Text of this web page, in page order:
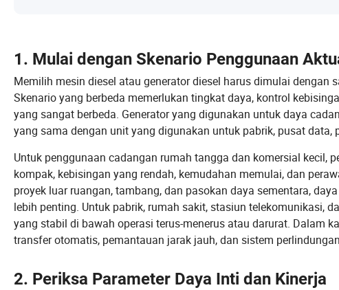
1. Mulai dengan Skenario Penggunaan
Memilih mesin diesel atau generator diesel harus dimulai dengan
Skenario yang berbeda memerlukan tingkat daya, kontrol
yang sangat berbeda. Generator yang digunakan untuk daya
yang sama dengan unit yang digunakan untuk pabrik, pusat data,
Untuk penggunaan cadangan rumah tangga dan komersial kecil,
kompak, kebisingan yang rendah, kemudahan memulai, dan
proyek luar ruangan, tambang, dan pasokan daya sementara,
lebih penting. Untuk pabrik, rumah sakit, stasiun telekomunikasi,
yang stabil di bawah operasi terus-menerus atau darurat. Dalam
transfer otomatis, pemantauan jarak jauh, dan sistem
2. Periksa Parameter Daya Inti dan Kinerja